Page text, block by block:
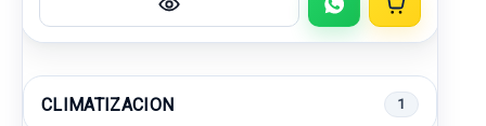
CLIMATIZACION 1